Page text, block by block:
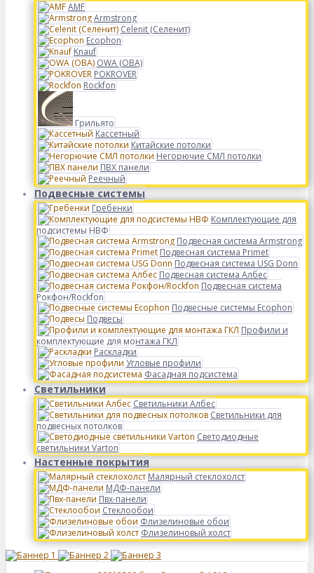
AMF
Armstrong
Celenit (Селенит)
Ecophon
Knauf
OWA (ОВА)
POKROVER
Rockfon
Грильято
Кассетный
Китайские потолки
Негорючие СМЛ потолки
ПВХ панели
Реечный
Подвесные системы
Гребенки
Комплектующие для
подсистемы НВФ
Подвесная система Armstrong
Подвесная система Primet
Подвесная система USG Donn
Подвесная система Албес
Подвесная система
Рокфон/Rockfon
Подвесные системы Ecophon
Подвесы
Профили и
комплектующие для монтажа ГКЛ
Раскладки
Угловые профили
Фасадная подсистема
Светильники
Светильники Албес
Светильники для
подвесных потолков
Светодиодные
светильники Varton
Настенные покрытия
Малярный стеклохолст
МДФ-панели
Пвх-панели
Стеклообои
Флизелиновые обои
Флизелиновый холст